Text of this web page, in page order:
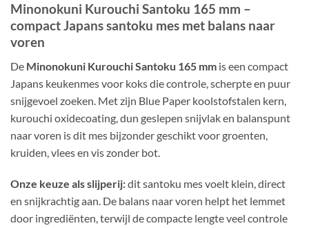
Minonokuni Kurouchi Santoku 165 mm –
compact Japans santoku mes met balans naar
voren
De Minonokuni Kurouchi Santoku 165 mm is een compact
Japans keukenmes voor koks die controle, scherpte en puur
snijgevoel zoeken. Met zijn Blue Paper koolstofstalen kern,
kurouchi oxidecoating, dun geslepen snijvlak en balanspunt
naar voren is dit mes bijzonder geschikt voor groenten,
kruiden, vlees en vis zonder bot.
Onze keuze als slijperij:dit santoku mes voelt klein, direct
en snijkrachtig aan. De balans naar voren helpt het lemmet
door ingrediënten, terwijl de compacte lengte veel controle